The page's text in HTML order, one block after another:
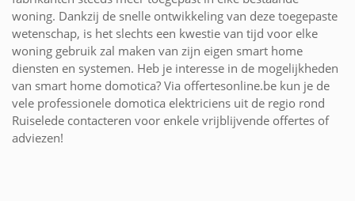
woning. Dankzij de snelle ontwikkeling van deze toegepaste
wetenschap, is het slechts een kwestie van tijd voor elke
woning gebruik zal maken van zijn eigen smart home
diensten en systemen. Heb je interesse in de mogelijkheden
van smart home domotica? Via offertesonline.be kun je de
vele professionele domotica elektriciens uit de regio rond
Ruiselede contacteren voor enkele vrijblijvende offertes of
adviezen!